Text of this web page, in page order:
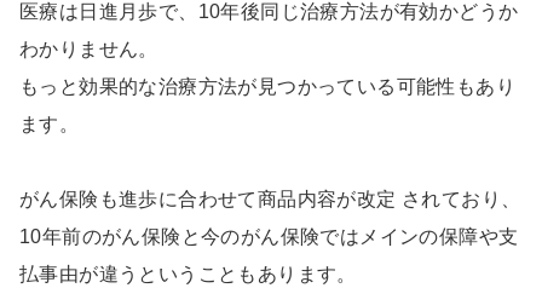
医療は日進月歩で、10年後同じ治療方法が有効かどうか
わかりません。
もっと効果的な治療方法が見つかっている可能性もあり
ます。
がん保険も進歩に合わせて商品内容が改定 されており、
10年前のがん保険と今のがん保険ではメインの保障や支
払事由が違うということもあります。